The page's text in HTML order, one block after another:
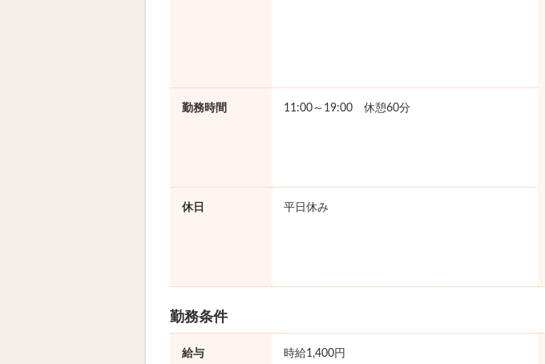
勤務時間 11:00～19:00 休憩60分
休日 平日休み
勤務条件
給与 時給1,400円